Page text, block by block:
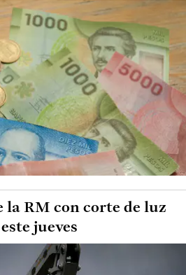
la RM con corte de luz
jueves